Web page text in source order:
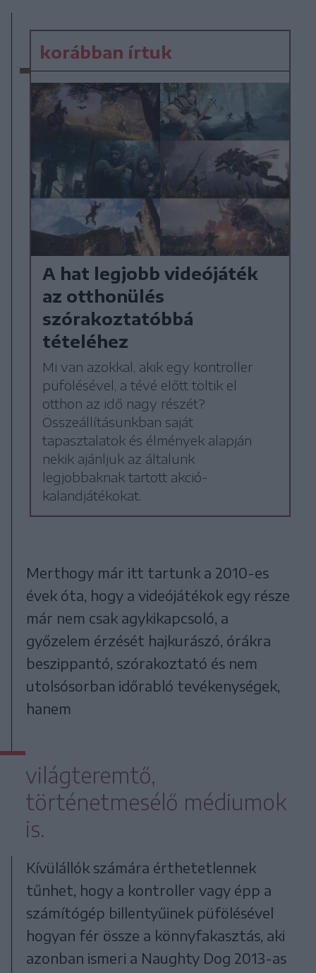
korábban írtuk
A hat legjobb videójáték
az otthonülés
szórakoztatóbbá
tételéhez
Mi van azokkal, akik egy kontroller
püfölésével, a tévé előtt töltik el
otthon az idő nagy részét?
Összeállításunkban saját
tapasztalatok és élmények alapján
nekik ajánljuk az általunk
legjobbaknak tartott akció-
kalandjátékokat.
Merthogy már itt tartunk a 2010-es
évek óta, hogy a videójátékok egy része
már nem csak agykikapcsoló, a
győzelem érzését hajkurászó, órákra
beszippantó, szórakoztató és nem
utolsósorban időrabló tevékenységek,
hanem
világteremtő,
történetmesélő médiumok
is.
Kívülállók számára érthetetlennek
tűnhet, hogy a kontroller vagy épp a
számítógép billentyűinek püfölésével
hogyan fér össze a könnyfakasztás, aki
azonban ismeri a Naughty Dog 2013-as